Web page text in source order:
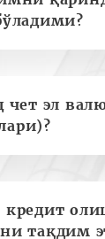
чет эл
тақдим